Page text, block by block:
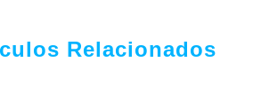
Relacionados